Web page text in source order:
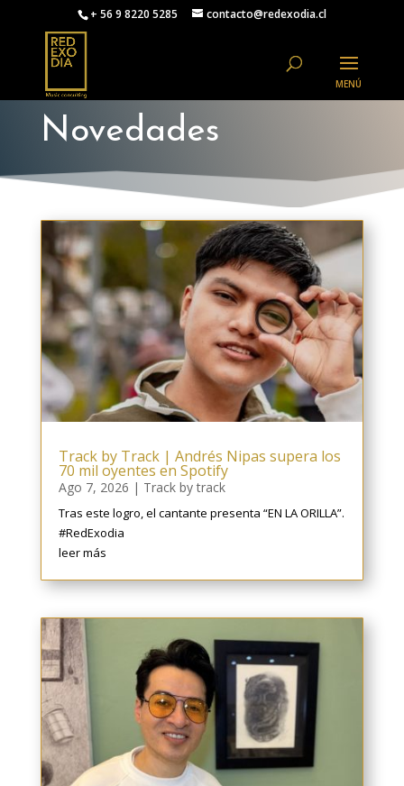
+ 56 9 8220 5285 contacto@redexodia.cl
Novedades
Track by Track | Andrés Nipas supera los
70 mil oyentes en Spotify
Ago 7, 2026 | Track by track
Tras este logro, el cantante presenta “EN LA ORILLA”.
#RedExodia
leer más